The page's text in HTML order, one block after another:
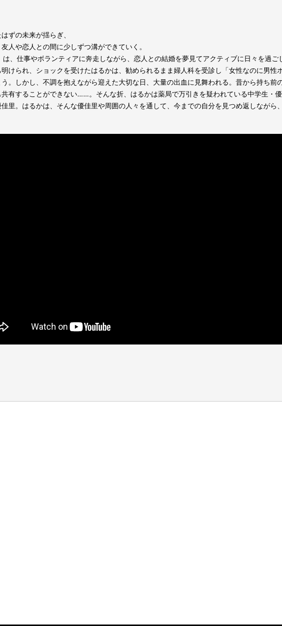
ずの未来が揺らぎ、
人や恋人との間に少しずつ溝ができていく。
、仕事やボランティアに奔走しながら、恋人との結婚を夢見てアクティブに日々を過
けられ、ショックを受けたはるかは、勧められるまま婦人科を受診し「女性なのに男性
。しかし、不調を抱えながら迎えた大切な日、大量の出血に見舞われる。昔から持ち前
有することができない……。そんな折、はるかは薬局で万引きを疑われている中学⽣・
里。はるかは、そんな優佳里や周囲の人々を通して、今までの自分を見つめ返しながら